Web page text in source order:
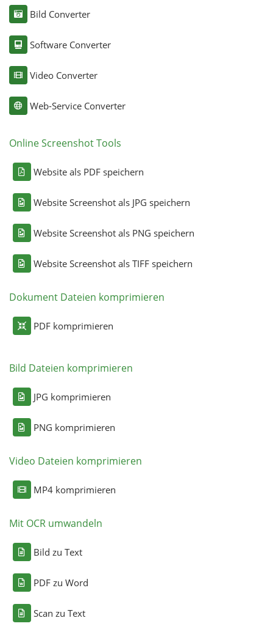
Bild Converter
Software Converter
Video Converter
Web-Service Converter
Online Screenshot Tools
Website als PDF speichern
Website Screenshot als JPG speichern
Website Screenshot als PNG speichern
Website Screenshot als TIFF speichern
Dokument Dateien komprimieren
PDF komprimieren
Bild Dateien komprimieren
JPG komprimieren
PNG komprimieren
Video Dateien komprimieren
MP4 komprimieren
Mit OCR umwandeln
Bild zu Text
PDF zu Word
Scan zu Text